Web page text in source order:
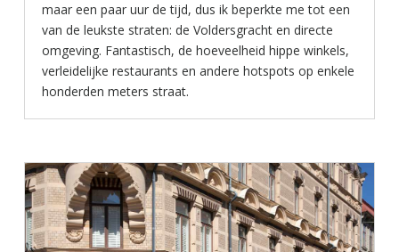
maar een paar uur de tijd, dus ik beperkte me tot een
van de leukste straten: de Voldersgracht en directe
omgeving. Fantastisch, de hoeveelheid hippe winkels,
verleidelijke restaurants en andere hotspots op enkele
honderden meters straat.